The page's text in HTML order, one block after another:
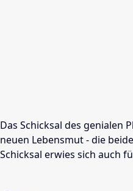
Das Schicksal des genialen
neuen Lebensmut - die
Schicksal erwies sich auch